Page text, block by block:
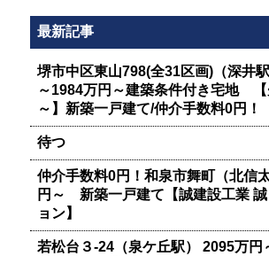
最新記事
堺市中区東山798(全31区画)（深井
～1984万円～建築条件付き宅地 【
～】新築一戸建て/仲介手数料0円！
待つ
仲介手数料0円！和泉市舞町（北信
円～ 新築一戸建て【誠建設工業
ョン】
若松台３-24（泉ケ丘駅） 2095万円